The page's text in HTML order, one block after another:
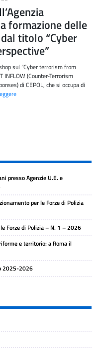
formazione delle
titolo “Cyber
sul “Cyber terrorism from
INFLOW (Counter-Terrorism
di CEPOL, che si occupa di
presso Agenzie U.E. e
per le Forze di Polizia
Forze di Polizia – N. 1 – 2026
e territorio: a Roma il
2025-2026